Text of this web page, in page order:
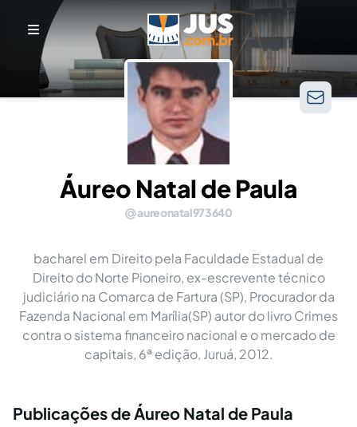
Áureo Natal de Paula
aureonatal973640
bacharel em Direito pela Faculdade Estadual de
Direito do Norte Pioneiro, ex-escrevente técnico
judiciário na Comarca de Fartura (SP), Procurador da
Fazenda Nacional em Marília(SP) autor do livro Crimes
contra o sistema financeiro nacional e o mercado de
capitais, 6ª edição, Juruá, 2012.
Publicações de Áureo Natal de Paula